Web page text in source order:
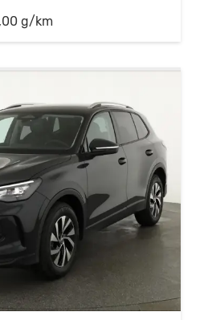
g/km